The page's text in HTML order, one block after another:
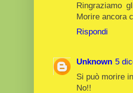
Ringraziamo
Morire ancora
Rispondi
Unknown 5
Si può morire
No!!